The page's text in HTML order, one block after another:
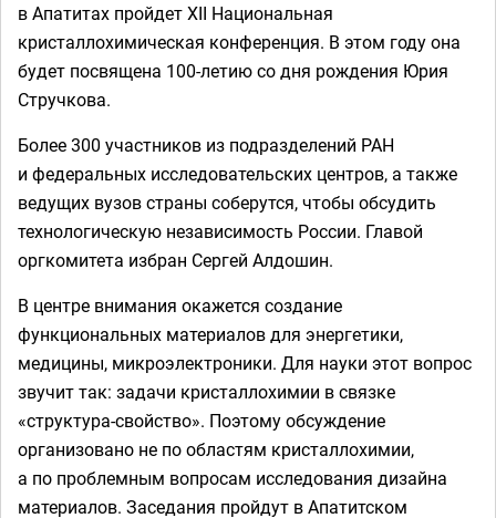
в Апатитах пройдет XII Национальная
кристаллохимическая конференция. В этом году она
будет посвящена 100-летию со дня рождения Юрия
Стручкова.
Более 300 участников из подразделений РАН
и федеральных исследовательских центров, а также
ведущих вузов страны соберутся, чтобы обсудить
технологическую независимость России. Главой
оргкомитета избран Сергей Алдошин.
В центре внимания окажется создание
функциональных материалов для энергетики,
медицины, микроэлектроники. Для науки этот вопрос
звучит так: задачи кристаллохимии в связке
«структура-свойство». Поэтому обсуждение
организовано не по областям кристаллохимии,
а по проблемным вопросам исследования дизайна
материалов. Заседания пройдут в Апатитском